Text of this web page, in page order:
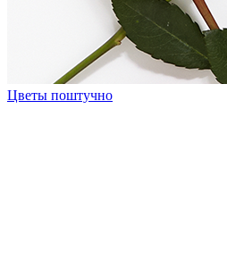
Цветы поштучно